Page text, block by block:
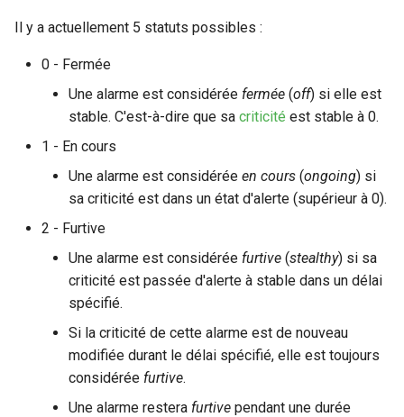
Il y a actuellement 5 statuts possibles :
0 - Fermée
Une alarme est considérée fermée (off) si elle est
stable. C'est-à-dire que sa criticité est stable à 0.
1 - En cours
Une alarme est considérée en cours (ongoing) si
sa criticité est dans un état d'alerte (supérieur à 0).
2 - Furtive
Une alarme est considérée furtive (stealthy) si sa
criticité est passée d'alerte à stable dans un délai
spécifié.
Si la criticité de cette alarme est de nouveau
modifiée durant le délai spécifié, elle est toujours
considérée furtive.
Une alarme restera furtive pendant une durée